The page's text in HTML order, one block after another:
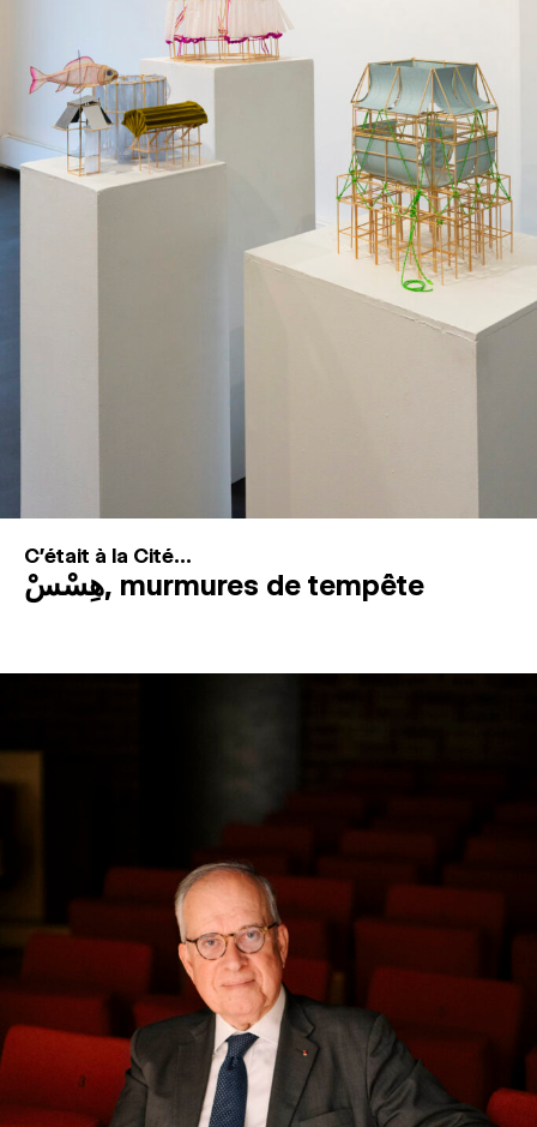
C'était à la Cité...
هِسْسْ, murmures de tempête